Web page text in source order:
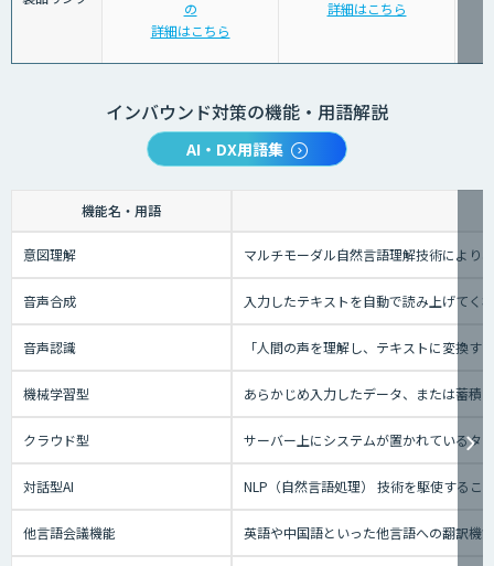
の
詳細はこちら
詳細はこちら
インバウンド対策の機能・用語解説
AI・DX用語集
機能名・用語
意図理解 マルチモーダル自然言語理解技術により
音声合成 入力したテキストを自動で読み上げてく
音声認識 「人間の声を理解し、テキストに変換
機械学習型 あらかじめ入力したデータ、または蓄積
クラウド型 サーバー上にシステムが置かれているタ
対話型AI NLP（自然言語処理） 技術を駆使するこ
他言語会議機能 英語や中国語といった他言語への翻訳機